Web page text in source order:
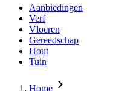
Aanbiedingen
Verf
Vloeren
Gereedschap
Hout
Tuin
Home